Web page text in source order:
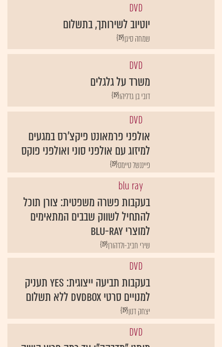
DVD
יוטיוב לשירותך, בתשלום
{19}שמחה סיגן
DVD
משרד על גלגלים
{19}דובי בן גדליהו
DVD
אולפני פרמאונט פיקצ'רס במגעים
למיזוג עם אולפני סוני ואולפני פוקס
{19}פייננשל טיימס‏
blu ray
בעקבות פשרה משפטית: צורן תוכל
להתחיל לשווק שבבים המתאימים
למוצרי Blu-ray
{19}שירי חביב-ולדהורן
DVD
בעקבות תביעה ייצוגית: YES תעניק
למנויים סרטי DVDBOX ללא תשלום
{19}יצחק דנון‏
DVD